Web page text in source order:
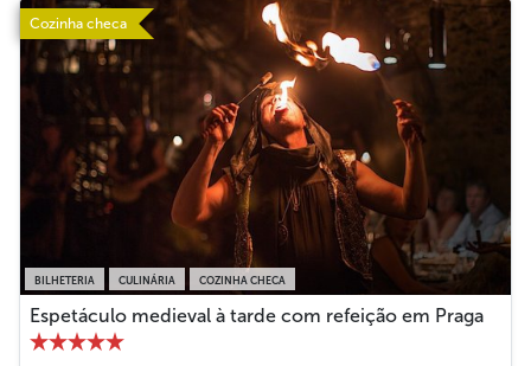
Cozinha checa
BILHETERIA CULINÁRIA COZINHA CHECA
Espetáculo medieval à tarde com refeição em Praga